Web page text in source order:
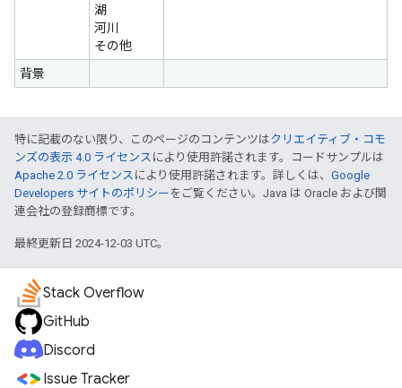
湖
河川
その他
背景
特に記載のない限り、このページのコンテンツはクリエイティブ・コモ
ンズの表示 4.0 ライセンス により使用許諾されます。コードサンプルは
Apache 2.0 ライセンス により使用許諾されます。詳しくは、 Google
Developers サイトのポリシー をご覧ください。Java は Oracle および関
連会社の登録商標です。
最終更新日 2024-12-03 UTC。
Stack Overflow
GitHub
Discord
Issue Tracker